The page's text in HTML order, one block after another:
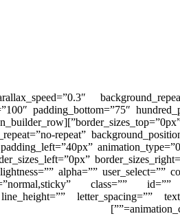
padding_bottom=”75″
repeat”
alpha=”” user_select=””
class=””
letter_spacing=””